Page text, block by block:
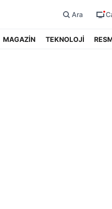
Ara
MAGAZİN TEKNOLOJİ